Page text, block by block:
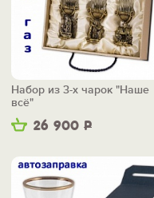
26 900 Р
Набор из 3-х чарок "Наше
всё"